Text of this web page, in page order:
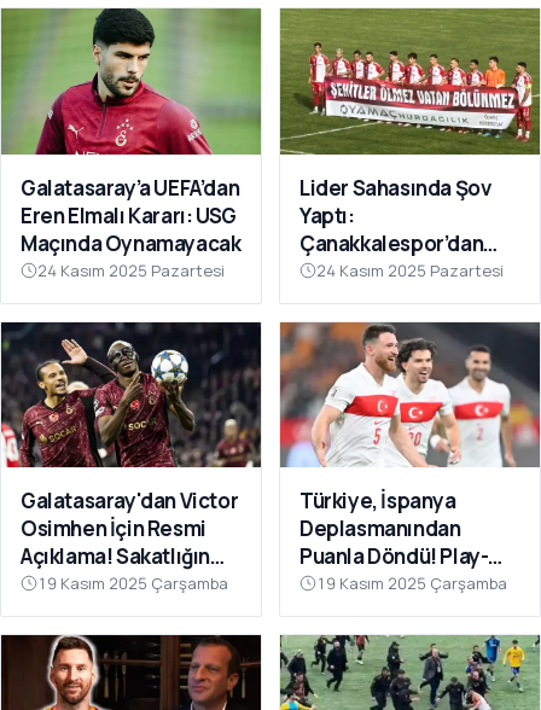
Galatasaray’a UEFA’dan
Eren Elmalı Kararı: USG
Maçında Oynamayacak
24 Kasım 2025 Pazartesi
Lider Sahasında Şov
Yaptı:
Çanakkalespor’dan
Farklı Galibiyet
24 Kasım 2025 Pazartesi
Galatasaray'dan Victor
Osimhen İçin Resmi
Açıklama! Sakatlığın
Son Durumu Belli Oldu
19 Kasım 2025 Çarşamba
Türkiye, İspanya
Deplasmanından
Puanla Döndü! Play-
Off Öncesi Moral: 2-2
19 Kasım 2025 Çarşamba